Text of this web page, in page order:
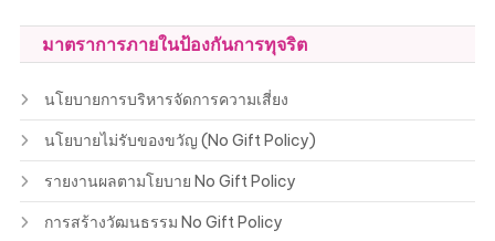
มาตราการภายในป้องกันการทุจริต
นโยบายการบริหารจัดการความเสี่ยง
นโยบายไม่รับของขวัญ (No Gift Policy)
รายงานผลตามโยบาย No Gift Policy
การสร้างวัฒนธรรม No Gift Policy